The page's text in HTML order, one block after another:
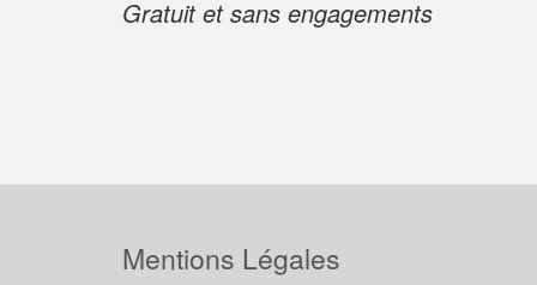
Gratuit et sans engagements
Mentions Légales